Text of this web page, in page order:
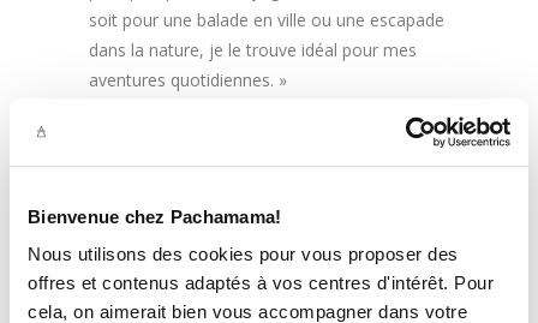
Bienvenue chez Pachamama!
Nous utilisons des cookies pour vous proposer des
offres et contenus adaptés à vos centres d'intérêt. Pour
cela, on aimerait bien vous accompagner dans votre
soit pour une balade en ville ou une escapade
dans la nature, je le trouve idéal pour mes
aventures quotidiennes. »
« trois modèles qui allient la qualité du fait
Des produits artisanaux, responsables et qui
nous font voyager. »
Retrouvez l’intégralité de l’article sur le blog Le
barboteur >>